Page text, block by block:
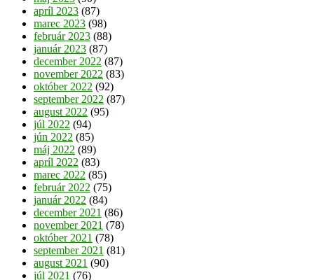
apríl 2023 (87)
marec 2023 (98)
február 2023 (88)
január 2023 (87)
december 2022 (87)
november 2022 (83)
október 2022 (92)
september 2022 (87)
august 2022 (95)
júl 2022 (94)
jún 2022 (85)
máj 2022 (89)
apríl 2022 (83)
marec 2022 (85)
február 2022 (75)
január 2022 (84)
december 2021 (86)
november 2021 (78)
október 2021 (78)
september 2021 (81)
august 2021 (90)
júl 2021 (76)